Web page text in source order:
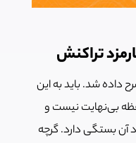
تراکنش
داده شد. باید به این
بی‌نهایت نیست و
آن بستگی دارد. گرچه